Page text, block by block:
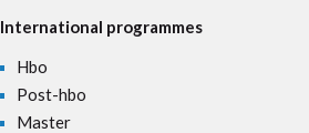
International programmes
Hbo
Post-hbo
Master